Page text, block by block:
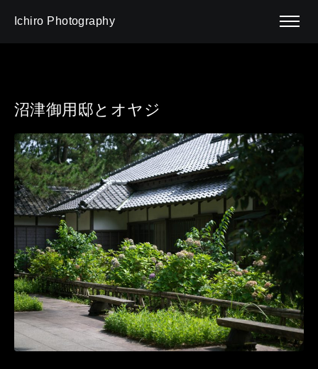
Ichiro Photography
沼津御用邸とオヤジ